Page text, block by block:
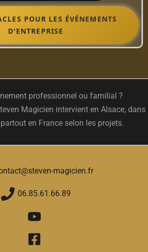
POUR LES ÉVÉNEMENTS
D'ENTREPRISE
professionnel ou familial ?
Magicien intervient en Alsace, dans
en France selon les projets.
magicien.fr
06.85.61.66.89